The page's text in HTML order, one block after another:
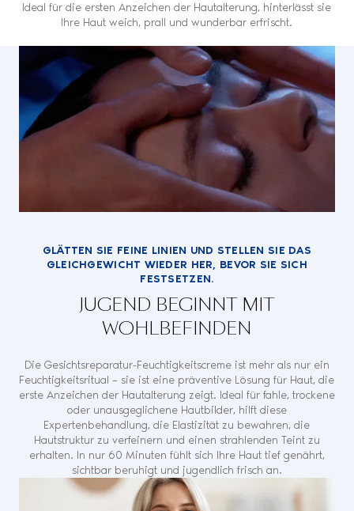
Ideal für die ersten Anzeichen der Hautalterung, hinterlässt sie
Ihre Haut weich, prall und wunderbar erfrischt.
GLÄTTEN SIE FEINE LINIEN UND STELLEN SIE DAS
GLEICHGEWICHT WIEDER HER, BEVOR SIE SICH
FESTSETZEN.
JUGEND BEGINNT MIT
WOHLBEFINDEN
Die Gesichtsreparatur-Feuchtigkeitscreme ist mehr als nur ein
Feuchtigkeitsritual – sie ist eine präventive Lösung für Haut, die
erste Anzeichen der Hautalterung zeigt. Ideal für fahle, trockene
oder unausgeglichene Hautbilder, hilft diese
Expertenbehandlung, die Elastizität zu bewahren, die
Hautstruktur zu verfeinern und einen strahlenden Teint zu
erhalten. In nur 60 Minuten fühlt sich Ihre Haut tief genährt,
sichtbar beruhigt und jugendlich frisch an.